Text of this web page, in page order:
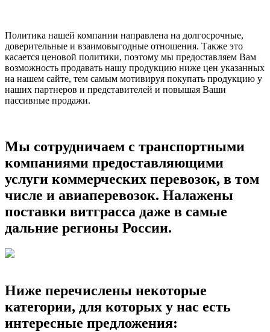
Политика нашей компании направлена на долгосрочные,
доверительные и взаимовыгодные отношения. Также это
касается ценовой политики, поэтому мы предоставляем Вам
возможность продавать нашу продукцию ниже цен указанных
на нашем сайте, тем самым мотивируя покупать продукцию у
наших партнеров и представителей и повышая Ваши
пассивные продажи.
Мы сотрудничаем с транспортными
компаниями предоставляющими
услуги коммерческих перевозок, в том
числе и авиаперевозок. Налажены
поставки витграсса даже в самые
дальние регионы России.
Ниже перечислены некоторые
категории, для которых у нас есть
интересные предложения: